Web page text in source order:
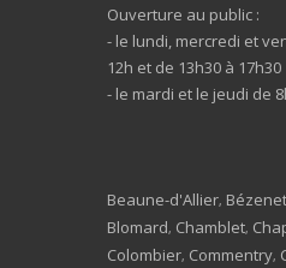
Ouverture au public :
- le lundi, mercredi et
12h et de 13h30 à 17h30
- le mardi et le jeudi de
Beaune-d'Allier, Bézenet
Blomard, Chamblet,
Colombier, Commentry,